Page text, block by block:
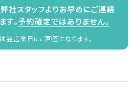
社スタッフよりお早めにご連絡
す。予約確定ではありません。
翌営業日にご回答となります。